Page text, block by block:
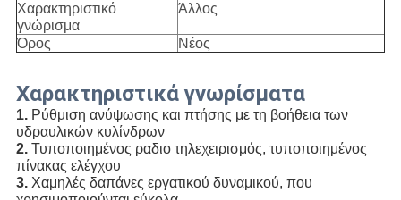
Χαρακτηριστικό
γνώρισμα
Άλλος
Όρος Νέος
Χαρακτηριστικά γνωρίσματα
1. Ρύθμιση ανύψωσης και πτήσης με τη βοήθεια των
υδραυλικών κυλίνδρων
2. Τυποποιημένος ραδιο τηλεχειρισμός, τυποποιημένος
πίνακας ελέγχου
3. Χαμηλές δαπάνες εργατικού δυναμικού, που